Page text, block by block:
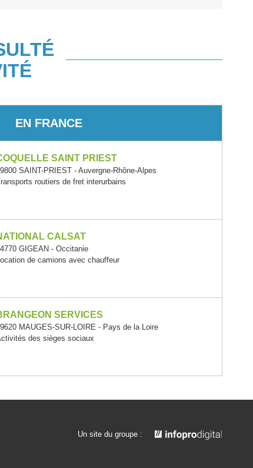
EN FRANCE
SAINT PRIEST
SAINT-PRIEST - Auvergne-Rhône-Alpes
routiers de fret interurbains
CALSAT
GIGEAN - Occitanie
de camions avec chauffeur
SERVICES
MAUGES-SUR-LOIRE - Pays de la Loire
des sièges sociaux
Un site du groupe :